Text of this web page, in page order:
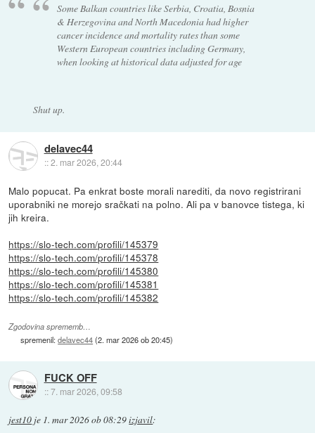
Some Balkan countries like Serbia, Croatia, Bosnia
& Herzegovina and North Macedonia had higher
cancer incidence and mortality rates than some
Western European countries including Germany,
when looking at historical data adjusted for age
Shut up.
delavec44
::2. mar 2026, 20:44
Malo popucat. Pa enkrat boste morali narediti, da novo registrirani
uporabniki ne morejo sračkati na polno. Ali pa v banovce tistega, ki
jih kreira.
https://slo-tech.com/profili/145379
https://slo-tech.com/profili/145378
https://slo-tech.com/profili/145380
https://slo-tech.com/profili/145381
https://slo-tech.com/profili/145382
Zgodovina sprememb…
spremenil:delavec44(2. mar 2026 ob 20:45)
FUCK OFF
::7. mar 2026, 09:58
jest10 je 1. mar 2026 ob 08:29izjavil: